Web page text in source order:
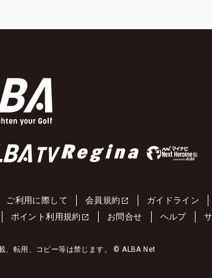
ご利用に際して 会員規約 ガイドライン
ポイント利用規約 お問合せ ヘルプ
、転用、コピー等は禁じます。 © ALBA Net